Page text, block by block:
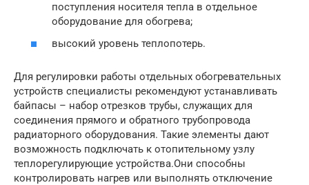
поступления носителя тепла в отдельное
оборудование для обогрева;
высокий уровень теплопотерь.
Для регулировки работы отдельных обогревательных
устройств специалисты рекомендуют устанавливать
байпасы – набор отрезков трубы, служащих для
соединения прямого и обратного трубопровода
радиаторного оборудования. Такие элементы дают
возможность подключать к отопительному узлу
теплорегулирующие устройства.Они способны
контролировать нагрев или выполнять отключение